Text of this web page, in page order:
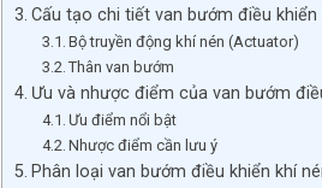
Cấu tạo chi tiết van bướm điều khiển
Bộ truyền động khí nén (Actuator)
Thân van bướm
Ưu và nhược điểm của van bướm
Ưu điểm nổi bật
Nhược điểm cần lưu ý
Phân loại van bướm điều khiển khí